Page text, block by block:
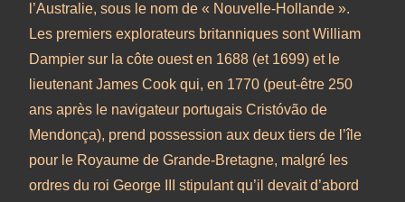
l’Australie, sous le nom de « Nouvelle-Hollande ».
Les premiers explorateurs britanniques sont William
Dampier sur la côte ouest en 1688 (et 1699) et le
lieutenant James Cook qui, en 1770 (peut-être 250
ans après le navigateur portugais Cristóvão de
Mendonça), prend possession aux deux tiers de l’île
pour le Royaume de Grande-Bretagne, malgré les
ordres du roi George III stipulant qu’il devait d’abord